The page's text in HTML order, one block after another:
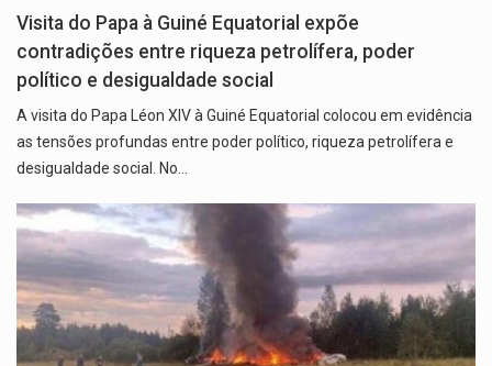
Visita do Papa à Guiné Equatorial expõe
contradições entre riqueza petrolífera, poder
político e desigualdade social
A visita do Papa Léon XIV à Guiné Equatorial colocou em evidência
as tensões profundas entre poder político, riqueza petrolífera e
desigualdade social. No…